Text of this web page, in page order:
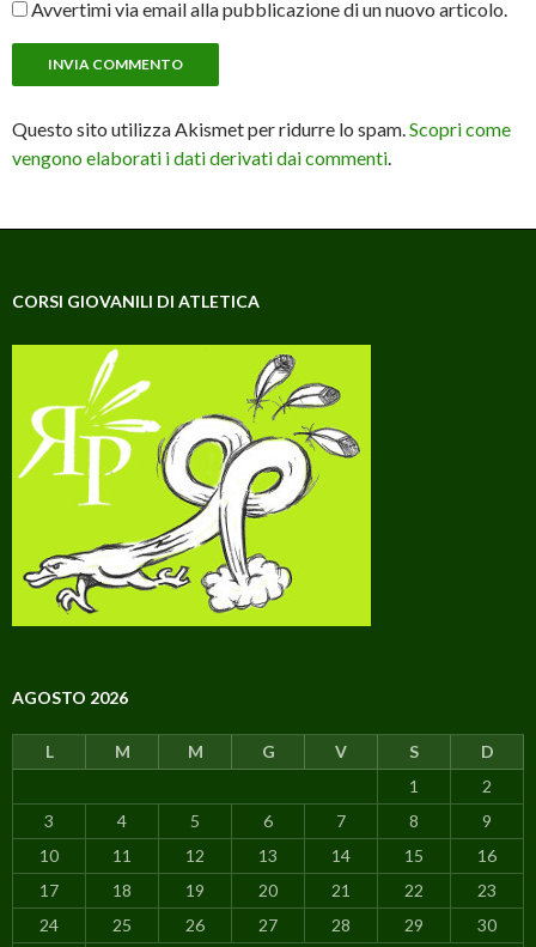
Avvertimi via email alla pubblicazione di un nuovo articolo.
Questo sito utilizza Akismet per ridurre lo spam.Scopri come
vengono elaborati i dati derivati dai commenti.
CORSI GIOVANILI DI ATLETICA
AGOSTO 2026
L M M G V S
D
1
2
3
4 5 6 7 8
9
10
11 12 13 14 15
16
17
18 19 20 21 22
23
24
25 26 27 28 29
30